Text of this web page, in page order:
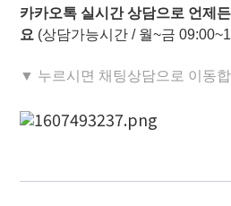
카카오톡 실시간 상담으로 언제
요 (상담가능시간 / 월~금
▼ 누르시면 채팅상담으로 이동